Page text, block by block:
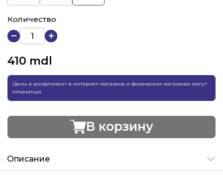
Количество
410 mdl
Цены и ассортимент в интернет-магазине и физических магазинах могут
отличаться
В корзину
Описание